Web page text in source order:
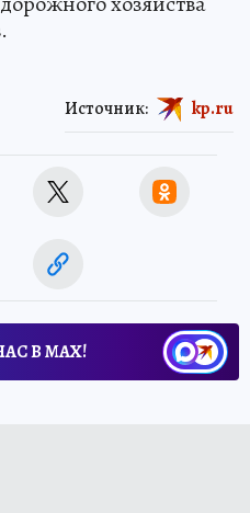
Источник: kp.ru
В МАХ!